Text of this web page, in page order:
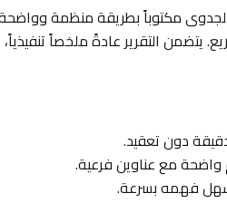
مكتوباً بطريقة منظمة
التقرير عادةً ملخصاً تنفيذياً،
دون تعقيد.
واضحة مع عناوين فرعية.
فهمه بسرعة.